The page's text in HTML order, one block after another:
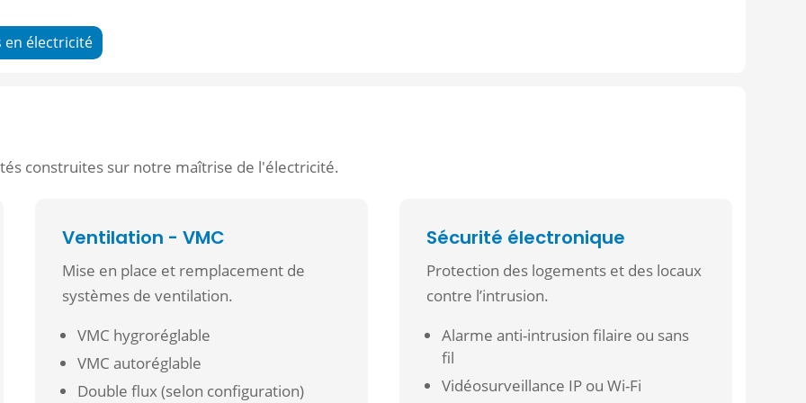
électricité
construites sur notre maîtrise de l'électricité.
Ventilation - VMC
Mise en place et remplacement de
systèmes de ventilation.
VMC hygroréglable
VMC autoréglable
Double flux (selon configuration)
Sécurité électronique
Protection des logements et des locaux
contre l’intrusion.
Alarme anti-intrusion filaire ou sans
fil
Vidéosurveillance IP ou Wi-Fi